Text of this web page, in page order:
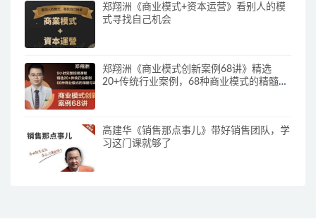
郑翔洲《商业模式+资本运营》看别人的模
式寻找自己机会
郑翔洲《商业模式创新案例68讲》精选
20+传统行业案例，68种商业模式的精髓与
高建华《销售那点事儿》带好销售团队，学
习这门课就够了